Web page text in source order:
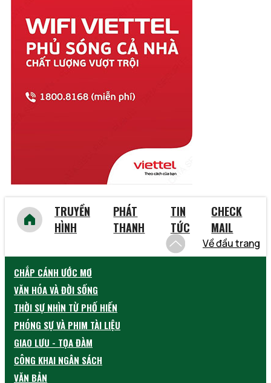
Thừa Thiên Huế
Tiền Giang
Trà Vinh
Tuyên Quang
Vĩnh Phúc
Vũng Tàu
TRUYỀN
HÌNH
PHÁT
THANH
TIN
TỨC
CHECK
MAIL
Về đầu trang
CHẮP CÁNH ƯỚC MƠ
VĂN HÓA VÀ ĐỜI SỐNG
THỜI SỰ NHÌN TỪ PHỐ HIẾN
PHÓNG SỰ VÀ PHIM TÀI LIỆU
GIAO LƯU - TỌA ĐÀM
CÔNG KHAI NGÂN SÁCH
VĂN BẢN